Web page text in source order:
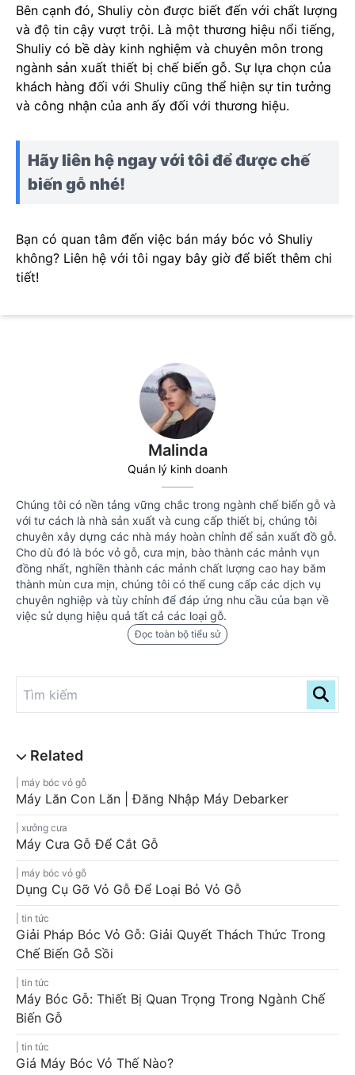
Malinda
Quản lý kinh doanh
Chúng tôi có nền tảng vững chắc trong ngành chế biến gỗ và
với tư cách là nhà sản xuất và cung cấp thiết bị, chúng tôi
chuyên xây dựng các nhà máy hoàn chỉnh để sản xuất đồ gỗ.
Cho dù đó là bóc vỏ gỗ, cưa mịn, bào thành các mảnh vụn
đồng nhất, nghiền thành các mảnh chất lượng cao hay băm
thành mùn cưa mịn, chúng tôi có thể cung cấp các dịch vụ
chuyên nghiệp và tùy chỉnh để đáp ứng nhu cầu của bạn về
việc sử dụng hiệu quả tất cả các loại gỗ.
Đọc toàn bộ tiểu sử
máy bóc vỏ gỗ
Máy Lăn Con Lăn | Đăng Nhập Máy Debarker
xưởng cưa
Máy Cưa Gỗ Để Cắt Gỗ
máy bóc vỏ gỗ
Dụng Cụ Gỡ Vỏ Gỗ Để Loại Bỏ Vỏ Gỗ
tin tức
Giải Pháp Bóc Vỏ Gỗ: Giải Quyết Thách Thức Trong
Chế Biến Gỗ Sồi
tin tức
Máy Bóc Gỗ: Thiết Bị Quan Trọng Trong Ngành Chế
Biến Gỗ
tin tức
Giá Máy Bóc Vỏ Thế Nào?
Bên cạnh đó, Shuliy còn được biết đến với chất lượng
và độ tin cậy vượt trội. Là một thương hiệu nổi tiếng,
Shuliy có bề dày kinh nghiệm và chuyên môn trong
ngành sản xuất thiết bị chế biến gỗ. Sự lựa chọn của
khách hàng đối với Shuliy cũng thể hiện sự tin tưởng
và công nhận của anh ấy đối với thương hiệu.
Hãy liên hệ ngay với tôi để được chế
biến gỗ nhé!
Bạn có quan tâm đến việc bán máy bóc vỏ Shuliy
không? Liên hệ với tôi ngay bây giờ để biết thêm chi
tiết!